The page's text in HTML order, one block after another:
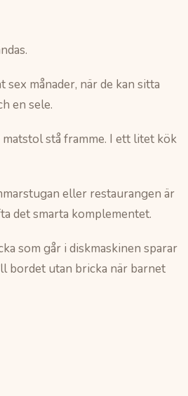
månader, när de kan sitta
en sele.
stå framme. I ett litet kök
eller restaurangen är
det smarta komplementet.
som går i diskmaskinen sparar
bordet utan bricka när barnet